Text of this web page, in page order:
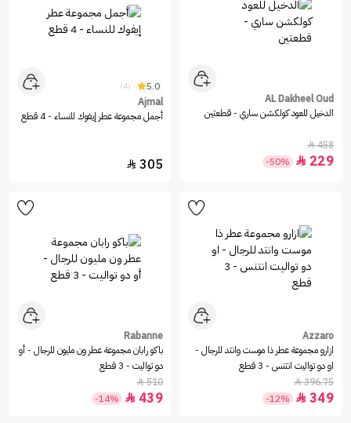
AL Dakheel Oud
الدخيل للعود كولكشن ساري - قطعتين
458

229

-50%
5.0
(4)
Ajmal
أجمل مجموعة عطر إيفوك للنساء - 4 قطع
305

Azzaro
ازارو مجموعة عطر ذا موست وانتد للرجال -
او دو تواليت انتنس - 3 قطع
396.75

349

-12%
Rabanne
باكو رابان مجموعة عطر ون مليون للرجال - أو
دو تواليت - 3 قطع
510

439

-14%